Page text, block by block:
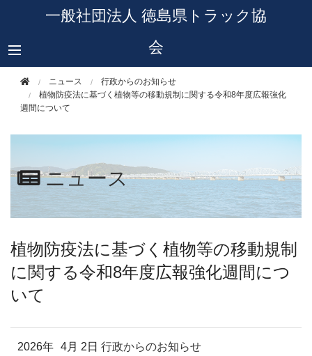
一般社団法人 徳島県トラック協
会
ニュース
行政からのお知らせ
植物防疫法に基づく植物等の移動規制に関する令和8年度広報強化
週間について
ニュース
植物防疫法に基づく植物等の移動規制
に関する令和8年度広報強化週間につ
いて
2026年 4月 2日 行政からのお知らせ